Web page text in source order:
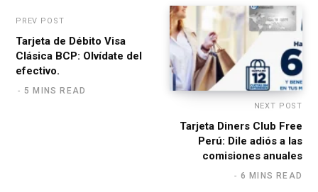
PREV POST
Tarjeta de Débito Visa
Clásica BCP: Olvídate del
efectivo.
5 MINS READ
NEXT POST
Tarjeta Diners Club Free
Perú: Dile adiós a las
comisiones anuales
6 MINS READ